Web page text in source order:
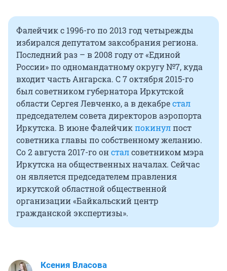
Фалейчик с 1996-го по 2013 год четырежды
избирался депутатом заксобрания региона.
Последний раз – в 2008 году от «Единой
России» по одномандатному округу №7, куда
входит часть Ангарска. С 7 октября 2015-го
был советником губернатора Иркутской
области Сергея Левченко, а в декабрестал
председателем совета директоров аэропорта
Иркутска. В июне Фалейчик покинулпост
советника главы по собственному желанию.
Со 2 августа 2017-го онсталсоветником мэра
Иркутска на общественных началах. Сейчас
он является председателем правления
иркутской областной общественной
организации «Байкальский центр
гражданской экспертизы».
Ксения Власова